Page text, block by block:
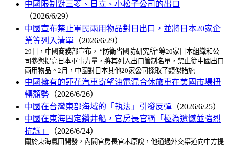
中國限制對三菱、日立、小松子公司的出口
（2026/6/29）
中國宣布禁止軍民兩用物品對日出口，並將日本20家企
業等列入清單 （2026/6/29）
29日，中國商務部宣布， “防衛省國防研究所”等20家日本組織和公
司參與提高日本軍事力量，將其列入出口管制名單，禁止從中國出口
兩用物品。2月，中國對日本其他20家公司採取了類似措施
中國擁有的蓮花汽車寄望油電混合休旅車在美國市場扭
轉頹勢 （2026/6/26）
中國在台灣東部海域的「執法」引發反彈 （2026/6/25）
中國在東海固定鑽井船，官房長官稱「極為遺憾並強烈
抗議」
（2026/6/24）
關於東海氣田開發，內閣官房長官木原說，他通過外交渠道向中方提